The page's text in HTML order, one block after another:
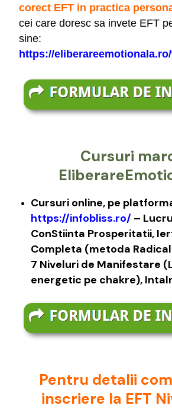
corect EFT in practica
cei care doresc sa invete EFT
sine:
https://
Cursuri
Cursuri online, pe
https://infobliss.ro/ –
ConStiinta Prosperitatii,
Completa (metoda
7 Niveluri de Manifestare
energetic pe chakre),
Pentru detalii
inscriere la EFT